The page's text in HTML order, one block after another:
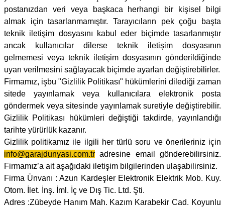
postanızdan veri veya başkaca herhangi bir kişisel bilgi
almak için tasarlanmamıştır. Tarayıcıların pek çoğu başta
teknik iletişim dosyasını kabul eder biçimde tasarlanmıştır
ancak kullanıcılar dilerse teknik iletişim dosyasının
gelmemesi veya teknik iletişim dosyasının gönderildiğinde
uyarı verilmesini sağlayacak biçimde ayarları değiştirebilirler.
Firmamız, işbu "Gizlilik Politikası" hükümlerini dilediği zaman
sitede yayınlamak veya kullanıcılara elektronik posta
göndermek veya sitesinde yayınlamak suretiyle değiştirebilir.
Gizlilik Politikası hükümleri değiştiği takdirde, yayınlandığı
tarihte yürürlük kazanır.
Gizlilik politikamız ile ilgili her türlü soru ve önerileriniz için
info@garajdunyasi.com.tr adresine email gönderebilirsiniz.
Firmamız’a ait aşağıdaki iletişim bilgilerinden ulaşabilirsiniz.
Firma Ünvanı : Azun Kardeşler Elektronik Elektrik Mob. Kuy.
Otom. İlet. İnş. İml. İç ve Dış Tic. Ltd. Şti.
Adres :Zübeyde Hanım Mah. Kazım Karabekir Cad. Koyunlu